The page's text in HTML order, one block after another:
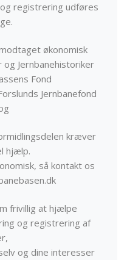
registrering udføres
økonomisk
Jernbanehistoriker
Fond
Jernbanefond
kræver
hjælp.
så kontakt os
frivillig at hjælpe
og registrering af
og dine interesser